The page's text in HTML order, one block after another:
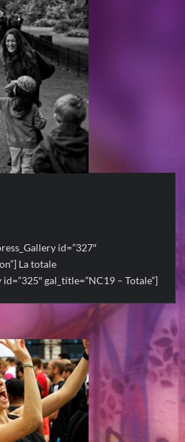
id=”327″
La totale
gal_title=”NC19 – Totale”]